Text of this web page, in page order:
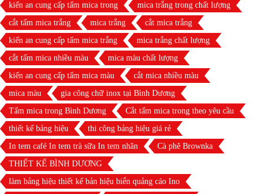
kiến an cung cấp tấm mica trong
mica trắng trong chất lượng
cắt tấm mica trắng
mica trắng
cắt mica trắng
kiến an cung cấp tấm mica trắng
mica trắng chất lượng
cắt tấm mica nhiều màu
mica màu chất lượng
kiến an cung cấp tấm mica màu
cắt mica nhiều màu
mica màu
gia công chữ inox tại Bình Dương
Tấm mica trong Bình Dương
Cắt tấm mica trong theo yêu cầu
thiết kế bảng hiệu
thi công bảng hiệu giá rẻ
In tem café In tem trà sữa In tem nhãn
Cà phê Brownka
THIẾT KẾ BÌNH DƯƠNG
làm bảng hiệu thiết kế bản hiệu biển quảng cáo Ino